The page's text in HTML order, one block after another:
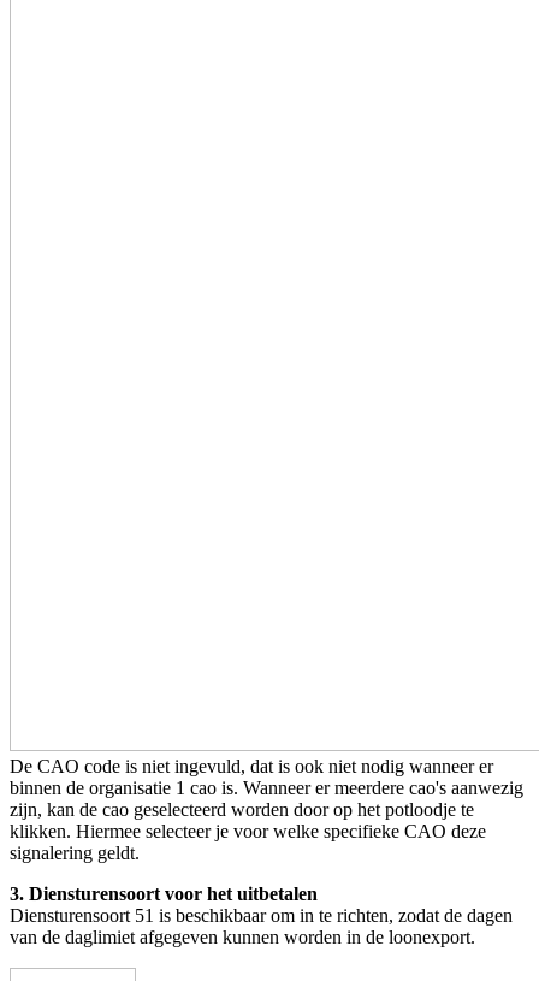
De CAO code is niet ingevuld, dat is ook niet nodig wanneer er
binnen de organisatie 1 cao is. Wanneer er meerdere cao's aanwezig
zijn, kan de cao geselecteerd worden door op het potloodje te
klikken. Hiermee selecteer je voor welke specifieke CAO deze
signalering geldt.
3. Diensturensoort voor het uitbetalen
Diensturensoort 51 is beschikbaar om in te richten, zodat de dagen
van de daglimiet afgegeven kunnen worden in de loonexport.